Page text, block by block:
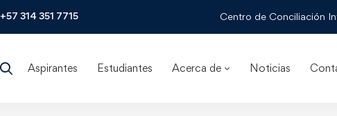
+57 314 351 7715 Centro de Conciliación
Aspirantes Estudiantes Acerca de Noticias